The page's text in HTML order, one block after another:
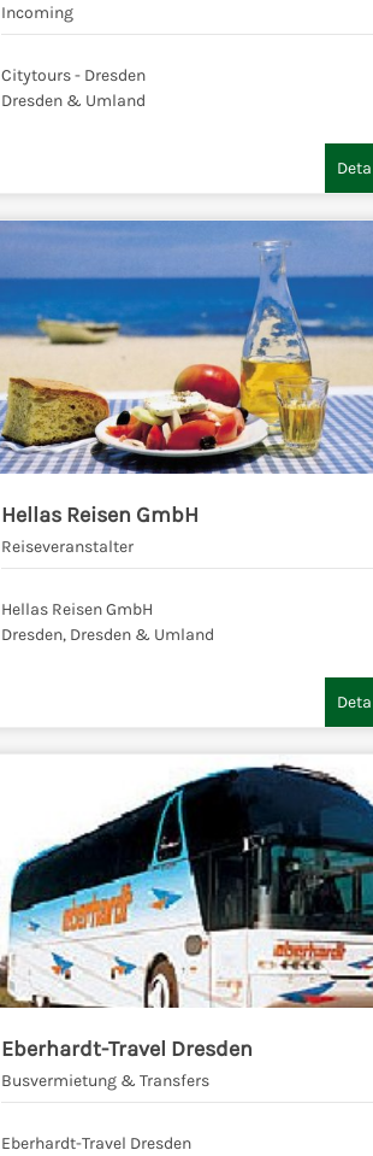
Incoming
Citytours - Dresden
Dresden & Umland
Hellas Reisen GmbH
Reiseveranstalter
Hellas Reisen GmbH
Dresden, Dresden & Umland
Eberhardt-Travel Dresden
Busvermietung & Transfers
Eberhardt-Travel Dresden